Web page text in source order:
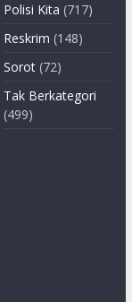
Polisi Kita (717)
Reskrim (148)
Sorot (72)
Tak Berkategori
(499)